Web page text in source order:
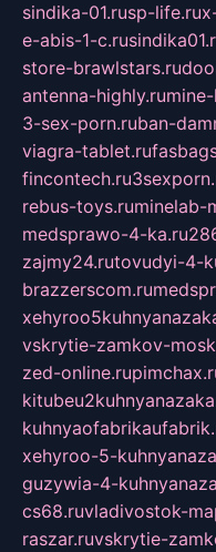
sindika-01.rusp-life.ru
e-abis-1-c.ru
store-brawlstars.ru
antenna-highly.ru
3-sex-porn.ruban-
viagra-tablet.ru
fincontech.ru
rebus-toys.ruminelab-
medsprawo-4-ka.ru
zajmy24.rutovudyi-4-
brazzerscom.ru
vskrytie-zamkov-
zed-online.ru
xehyroo-5-
guzywia-4-
cs68.ruvladivostok-
raszar.ruvskrytie-